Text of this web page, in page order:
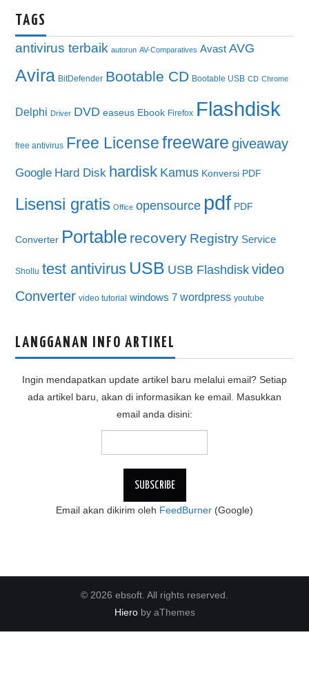
TAGS
antivirus terbaik autorun AV-Comparatives Avast AVG
Avira BitDefender Bootable CD Bootable USB CD Chrome
Delphi Driver DVD easeus Ebook Firefox Flashdisk
free antivirus Free License freeware giveaway
Google Hard Disk hardisk Kamus Konversi PDF
Lisensi gratis Office opensource pdf PDF
Converter Portable recovery Registry Service
Shollu test antivirus USB USB Flashdisk video
Converter video tutorial windows 7 wordpress youtube
LANGGANAN INFO ARTIKEL
Ingin mendapatkan update artikel baru melalui email? Setiap
ada artikel baru, akan di informasikan ke email. Masukkan
email anda disini:
Email akan dikirim oleh FeedBurner (Google)
© 2026 ebsoft. All rights reserved.
Hieroby aThemes